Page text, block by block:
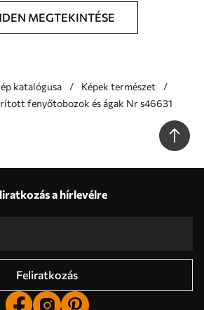
MEGTEKINTÉSE
katalógusa
Képek természet
Hóval borított fenyőtobozok és ágak Nr s46631
a hírlevélre
Feliratkozás